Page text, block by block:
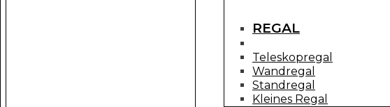
REGAL
Teleskopregal
Wandregal
Standregal
Kleines Regal